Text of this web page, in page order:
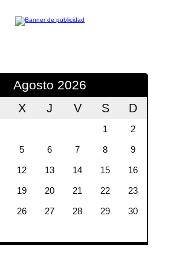
Agosto 2026
X J V S D
1
2
5 6 7 8
9
12 13 14 15
16
19 20 21 22
23
26 27 28 29
30